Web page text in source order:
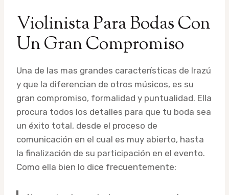
Violinista Para Bodas Con
Un Gran Compromiso
Una de las mas grandes características de Irazú
y que la diferencian de otros músicos, es su
gran compromiso, formalidad y puntualidad. Ella
procura todos los detalles para que tu boda sea
un éxito total, desde el proceso de
comunicación en el cual es muy abierto, hasta
la finalización de su participación en el evento.
Como ella bien lo dice frecuentemente: